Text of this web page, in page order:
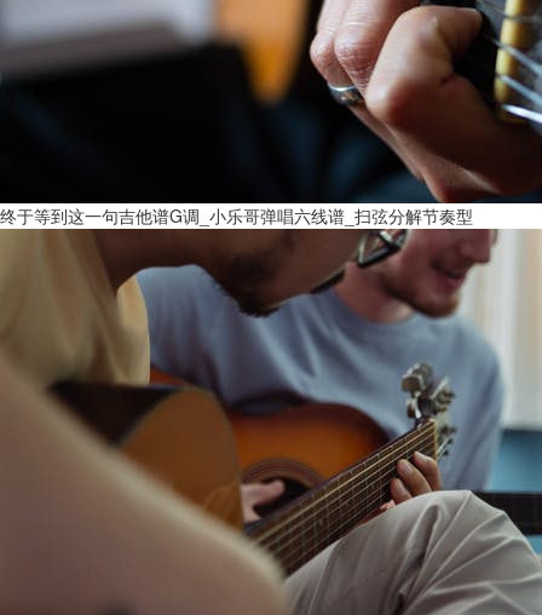
终于等到这一句吉他谱G调_小乐哥弹唱六线谱_扫弦分解节奏型